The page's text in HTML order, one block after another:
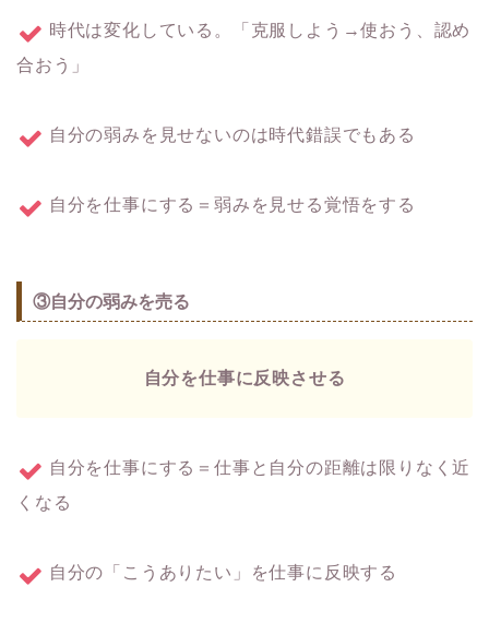
時代は変化している。「克服しよう→使おう、認め
合おう」
自分の弱みを見せないのは時代錯誤でもある
自分を仕事にする＝弱みを見せる覚悟をする
③自分の弱みを売る
自分を仕事に反映させる
自分を仕事にする＝仕事と自分の距離は限りなく近
くなる
自分の「こうありたい」を仕事に反映する